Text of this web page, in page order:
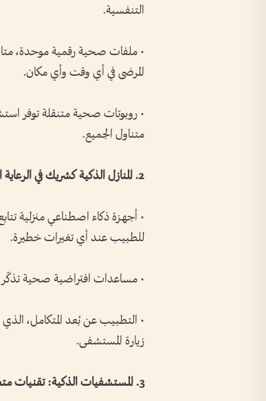
التنفسية.
• ملفات صحية رقمية موحدة،
المرضى في أي وقت وأي مكان.
• روبوتات صحية متنقلة توفر
متناول الجميع.
2. المنازل الذكية كشريك في الرعاية الصحية.
• أجهزة ذكاء اصطناعي منزلية
للطبيب عند أي تغيرات خطيرة.
• مساعدات افتراضية صحية تذكّر
• التطبيب عن بُعد المتكامل،
زيارة المستشفى.
3. المستشفيات الذكية: تقنيات متطورة لعلاج أسرع.